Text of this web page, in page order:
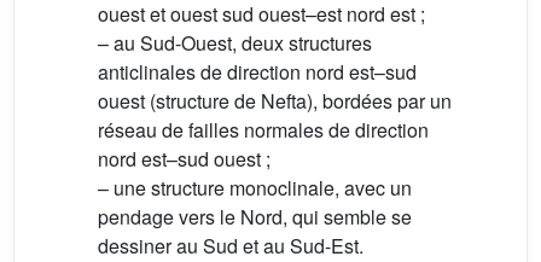
ouest et ouest sud ouest–est nord est ;
– au Sud-Ouest, deux structures
anticlinales de direction nord est–sud
ouest (structure de Nefta), bordées par un
réseau de failles normales de direction
nord est–sud ouest ;
– une structure monoclinale, avec un
pendage vers le Nord, qui semble se
dessiner au Sud et au Sud-Est.